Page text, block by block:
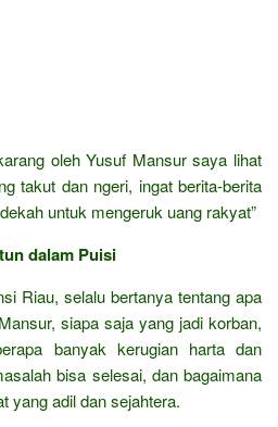
oleh Yusuf Mansur saya lihat
takut dan ngeri, ingat berita-berita
untuk mengeruk uang rakyat”
dalam Puisi
Riau, selalu bertanya tentang apa
siapa saja yang jadi korban,
banyak kerugian harta dan
bisa selesai, dan bagaimana
yang adil dan sejahtera.